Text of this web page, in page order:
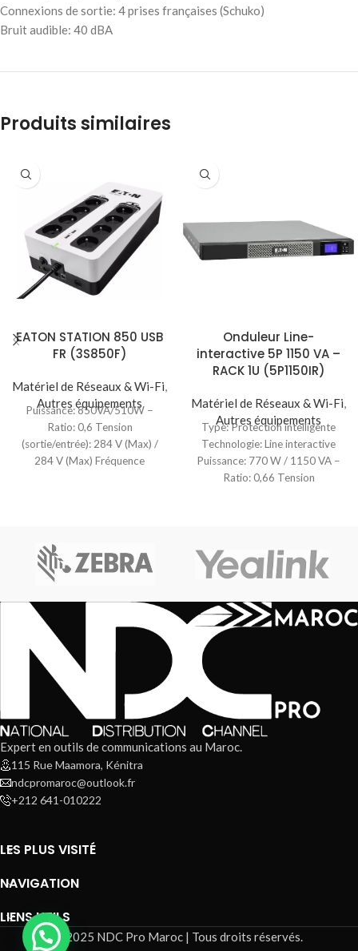
Connexions de sortie: 4 prises françaises (Schuko)
Bruit audible: 40 dBA
Produits similaires
EATON STATION 850 USB
FR (3S850F)
Matériel de Réseaux & Wi-Fi,
Autres équipements
Puissance: 850VA/510W –
Ratio: 0,6 Tension
(sortie/entrée): 284 V (Max) /
284 V (Max) Fréquence
Onduleur Line-
interactive 5P 1150 VA –
RACK 1U (5P1150IR)
Matériel de Réseaux & Wi-Fi,
Autres équipements
Type: Protection intelligente
Technologie: Line interactive
Puissance: 770 W / 1150 VA –
Ratio: 0,66 Tension
Expert en outils de communications au Maroc.
115 Rue Maamora, Kénitra
ndcpromaroc@outlook.fr
+212 641-010222
LES PLUS VISITÉ
NAVIGATION
LIENS UTILS
@2025 NDC Pro Maroc | Tous droits réservés.